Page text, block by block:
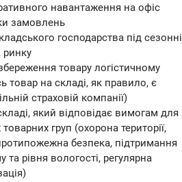
навантаження на офіс
замовлень
господарства під сезонні
ринку
товару логістичному
товар на складі, як правило, є
страховій компанії)
який відповідає вимогам для
груп (охорона території,
безпека, підтримання
рівня вологості, регулярна